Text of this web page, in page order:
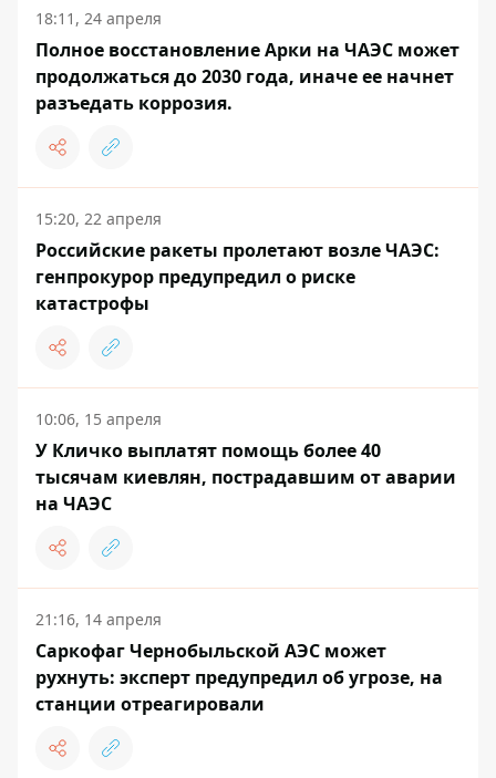
18:11, 24 апреля
Полное восстановление Арки на ЧАЭС может
продолжаться до 2030 года, иначе ее начнет
разъедать коррозия.
15:20, 22 апреля
Российские ракеты пролетают возле ЧАЭС:
генпрокурор предупредил о риске
катастрофы
10:06, 15 апреля
У Кличко выплатят помощь более 40
тысячам киевлян, пострадавшим от аварии
на ЧАЭС
21:16, 14 апреля
Саркофаг Чернобыльской АЭС может
рухнуть: эксперт предупредил об угрозе, на
станции отреагировали